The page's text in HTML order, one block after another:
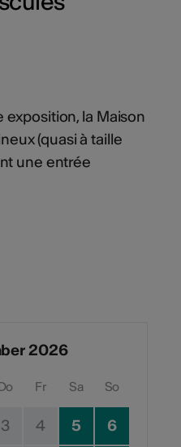
la Maison
(quasi à taille
une entrée
2026
Fr Sa So
3 4 5 6